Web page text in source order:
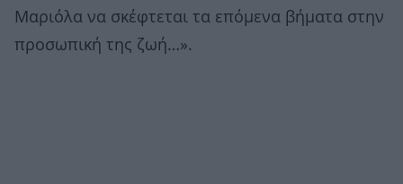
Μαριόλα να σκέφτεται τα επόμενα βήματα στην
προσωπική της ζωή…».